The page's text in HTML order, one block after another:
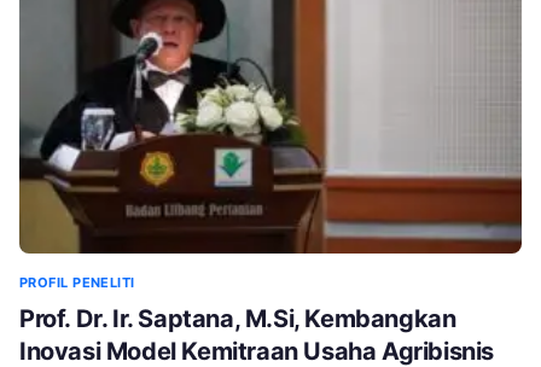
PROFIL PENELITI
Prof. Dr. Ir. Saptana, M.Si, Kembangkan
Inovasi Model Kemitraan Usaha Agribisnis